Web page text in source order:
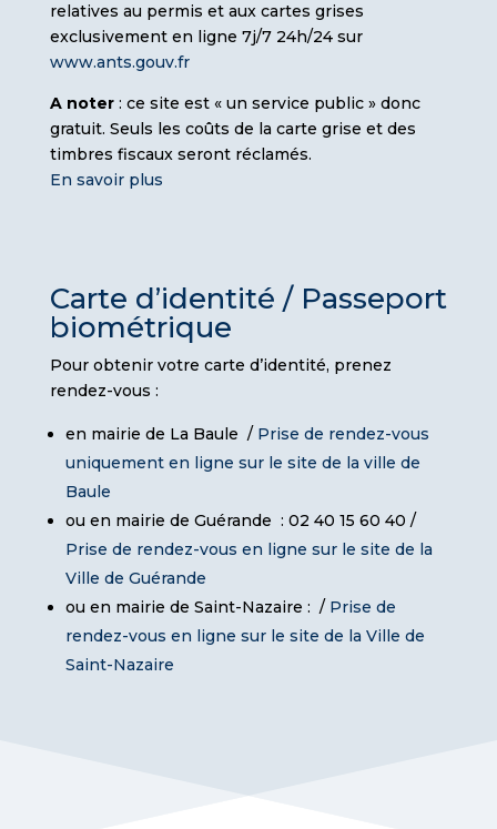
relatives au permis et aux cartes grises
exclusivement en ligne 7j/7 24h/24 sur
www.ants.gouv.fr
A noter: ce site est « un service public » donc
gratuit. Seuls les coûts de la carte grise et des
timbres fiscaux seront réclamés.
En savoir plus
Carte d’identité / Passeport
biométrique
Pour obtenir votre carte d’identité, prenez
rendez-vous :
en mairie de La Baule / Prise de rendez-vous
uniquement en ligne sur le site de la ville de
Baule
ou en mairie de Guérande : 02 40 15 60 40 /
Prise de rendez-vous en ligne sur le site de la
Ville de Guérande
ou en mairie de Saint-Nazaire : / Prise de
rendez-vous en ligne sur le site de la Ville de
Saint-Nazaire